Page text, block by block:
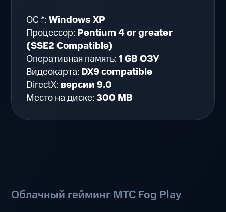
ОС *:Windows XP
Процессор: Pentium 4 or greater
(SSE2 Compatible)
Оперативная память:1 GB ОЗУ
Видеокарта: DX9 compatible
DirectX: версии 9.0
Место на диске:300 MB
Облачный гейминг МТС Fog Play